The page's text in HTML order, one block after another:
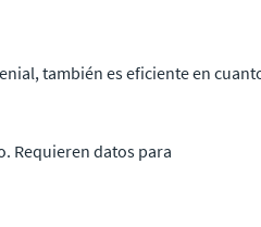
también es eficiente en
Requieren datos para